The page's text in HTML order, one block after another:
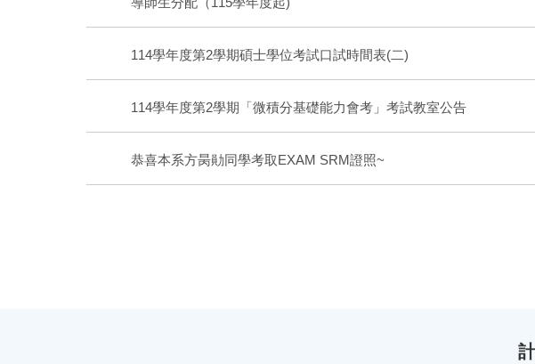
114學年度第2學期碩士學位考試口試時間表(二)
114學年度第2學期「微積分基礎能力會考」考試教室公告
恭喜本系方昺勛同學考取EXAM SRM證照~